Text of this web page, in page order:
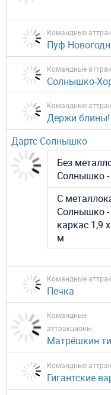
Командные
Пуф
Командные
Солнышко-
Командные
Держи блины!
Дартс Солнышко
Без
Солнышко -
С
Солнышко -
каркас 1,9
м
Командные
Печка
Командные
аттракционы
Матрёшкин
Командные
Гигантские